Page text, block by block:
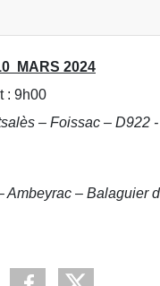
MARS 2024
: 9h00
– Foissac –
– Balaguier